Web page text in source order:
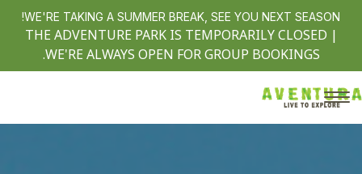
WE'RE TAKING A SUMMER BREAK, SEE YOU NEXT SEASON!
THE ADVENTURE PARK IS TEMPORARILY CLOSED |
WE'RE ALWAYS OPEN FOR GROUP BOOKINGS.